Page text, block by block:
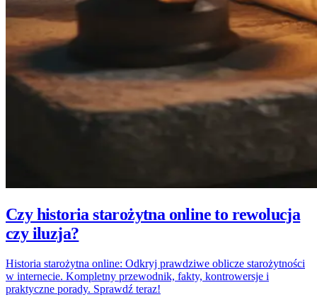
Czy historia starożytna online to rewolucja
czy iluzja?
Historia starożytna online: Odkryj prawdziwe oblicze starożytności
w internecie. Kompletny przewodnik, fakty, kontrowersje i
praktyczne porady. Sprawdź teraz!